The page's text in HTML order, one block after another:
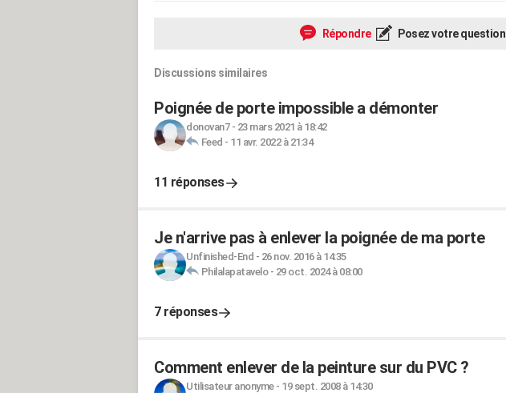
Répondre Posez votre question
Discussions similaires
Poignée de porte impossible a démonter
donovan7- 23 mars 2021 à 18:42
Feed - 11 avr. 2022 à 21:34
11 réponses
Je n'arrive pas à enlever la poignée de ma porte
Unfinished-End - 26 nov. 2016 à 14:35
Philalapatavelo- 29 oct. 2024 à 08:00
7 réponses
Comment enlever de la peinture sur du PVC ?
Utilisateur anonyme- 19 sept. 2008 à 14:30